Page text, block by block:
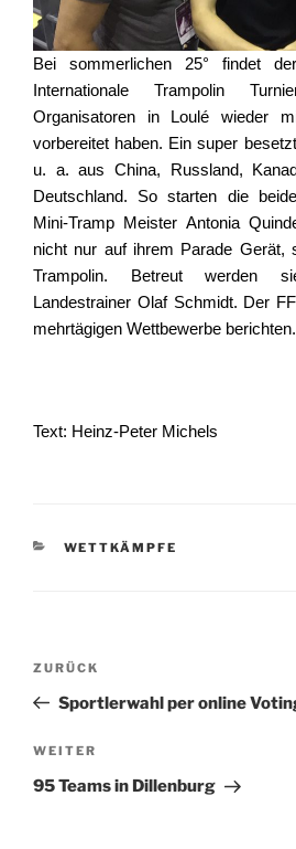
Bei sommerlichen 25° findet
Internationale Trampolin
Organisatoren in Loulé wieder
vorbereitet haben. Ein super
u. a. aus China, Russland,
Deutschland. So starten die
Mini-Tramp Meister Antonia
nicht nur auf ihrem Parade Gerät,
Trampolin. Betreut werden
Landestrainer Olaf Schmidt. Der
mehrtägigen Wettbewerbe berichten.
Text: Heinz-Peter Michels
KATEGORIEN
WETTKÄMPFE
Beitragsnavigation
Vorheriger
Beitrag
ZURÜCK
Sportlerwahl per online
Nächster
Beitrag
WEITER
95 Teams in Dillenburg